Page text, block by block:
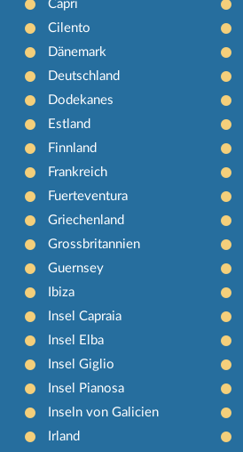
Capri
Cilento
Dänemark
Deutschland
Dodekanes
Estland
Finnland
Frankreich
Fuerteventura
Griechenland
Grossbritannien
Guernsey
Ibiza
Insel Capraia
Insel Elba
Insel Giglio
Insel Pianosa
Inseln von Galicien
Irland